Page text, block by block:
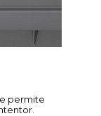
permite